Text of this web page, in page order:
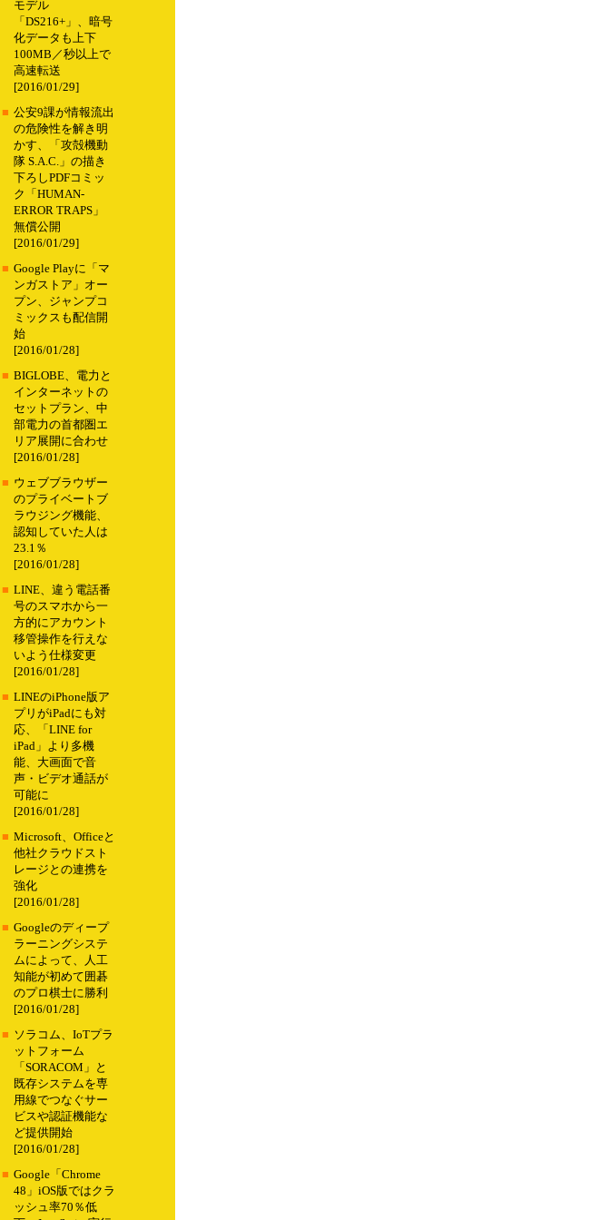
モデル
「DS216+」、暗号
化データも上下
100MB／秒以上で
高速転送
[2016/01/29]
■ 公安9課が情報流出
の危険性を解き明
かす、「攻殻機動
隊 S.A.C.」の描き
下ろしPDFコミッ
ク「HUMAN-
ERROR TRAPS」
無償公開
[2016/01/29]
■ Google Playに「マ
ンガストア」オー
プン、ジャンプコ
ミックスも配信開
始
[2016/01/28]
■ BIGLOBE、電力と
インターネットの
セットプラン、中
部電力の首都圏エ
リア展開に合わせ
[2016/01/28]
■ ウェブブラウザー
のプライベートブ
ラウジング機能、
認知していた人は
23.1％
[2016/01/28]
■ LINE、違う電話番
号のスマホから一
方的にアカウント
移管操作を行えな
いよう仕様変更
[2016/01/28]
■ LINEのiPhone版ア
プリがiPadにも対
応、「LINE for
iPad」より多機
能、大画面で音
声・ビデオ通話が
可能に
[2016/01/28]
■ Microsoft、Officeと
他社クラウドスト
レージとの連携を
強化
[2016/01/28]
■ Googleのディープ
ラーニングシステ
ムによって、人工
知能が初めて囲碁
のプロ棋士に勝利
[2016/01/28]
■ ソラコム、IoTプラ
ットフォーム
「SORACOM」と
既存システムを専
用線でつなぐサー
ビスや認証機能な
ど提供開始
[2016/01/28]
■ Google「Chrome
48」iOS版ではクラ
ッシュ率70％低